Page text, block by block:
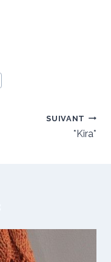
SUIVANT
*Kira*